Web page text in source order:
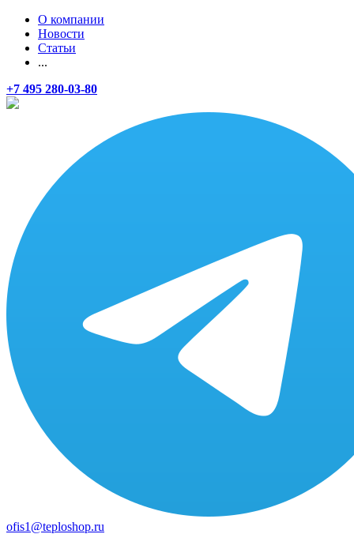
О компании
Новости
Статьи
...
+7 495 280-03-80
ofis1@teploshop.ru